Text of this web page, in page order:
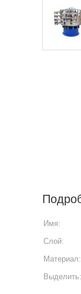
Имя:
Слой:
Материал:
Выделить: